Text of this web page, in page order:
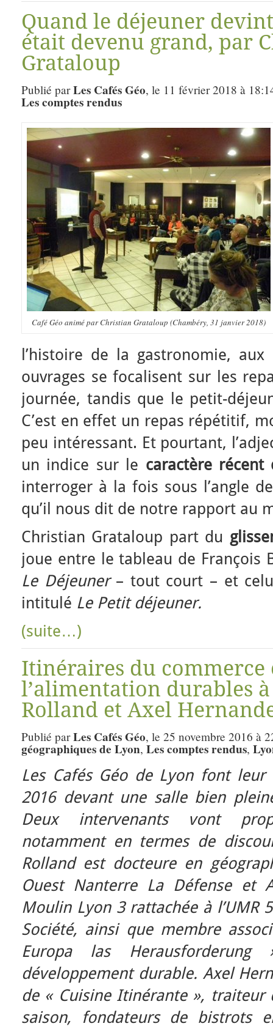
Quand le déjeuner
était devenu grand, par
Grataloup
Publié parLes Cafés Géo, le 11 février 2018 à
Les comptes rendus
Café Géo animé par Christian Grataloup (Chambéry, 31 janvier 2018)
l’histoire de la gastronomie,
ouvrages se focalisent sur les
journée, tandis que le petit-
C’est en effet un repas répétitif,
peu intéressant. Et pourtant,
un indice sur le caractère récent
interroger à la fois sous l’angle
qu’il nous dit de notre rapport au
Christian Grataloup part du
joue entre le tableau de François
Le Déjeuner – tout court – et
intitulé Le Petit déjeuner.
(suite…)
Itinéraires du commerce
l’alimentation durables
Rolland et Axel
Publié parLes Cafés Géo, le 25 novembre 2016 à
géographiques de Lyon, Les comptes rendus,
Les Cafés Géo de Lyon font
2016 devant une salle bien
Deux intervenants vont
notamment en termes de
Rolland est docteure en
Ouest Nanterre La Défense et
Moulin Lyon 3 rattachée à l’UMR
Société, ainsi que membre
Europa las
développement durable. Axel
de « Cuisine Itinérante »,
saison, fondateurs de bistrots